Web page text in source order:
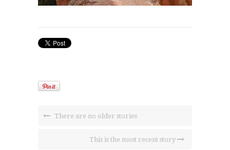
There are no older stories
This is the most recent story